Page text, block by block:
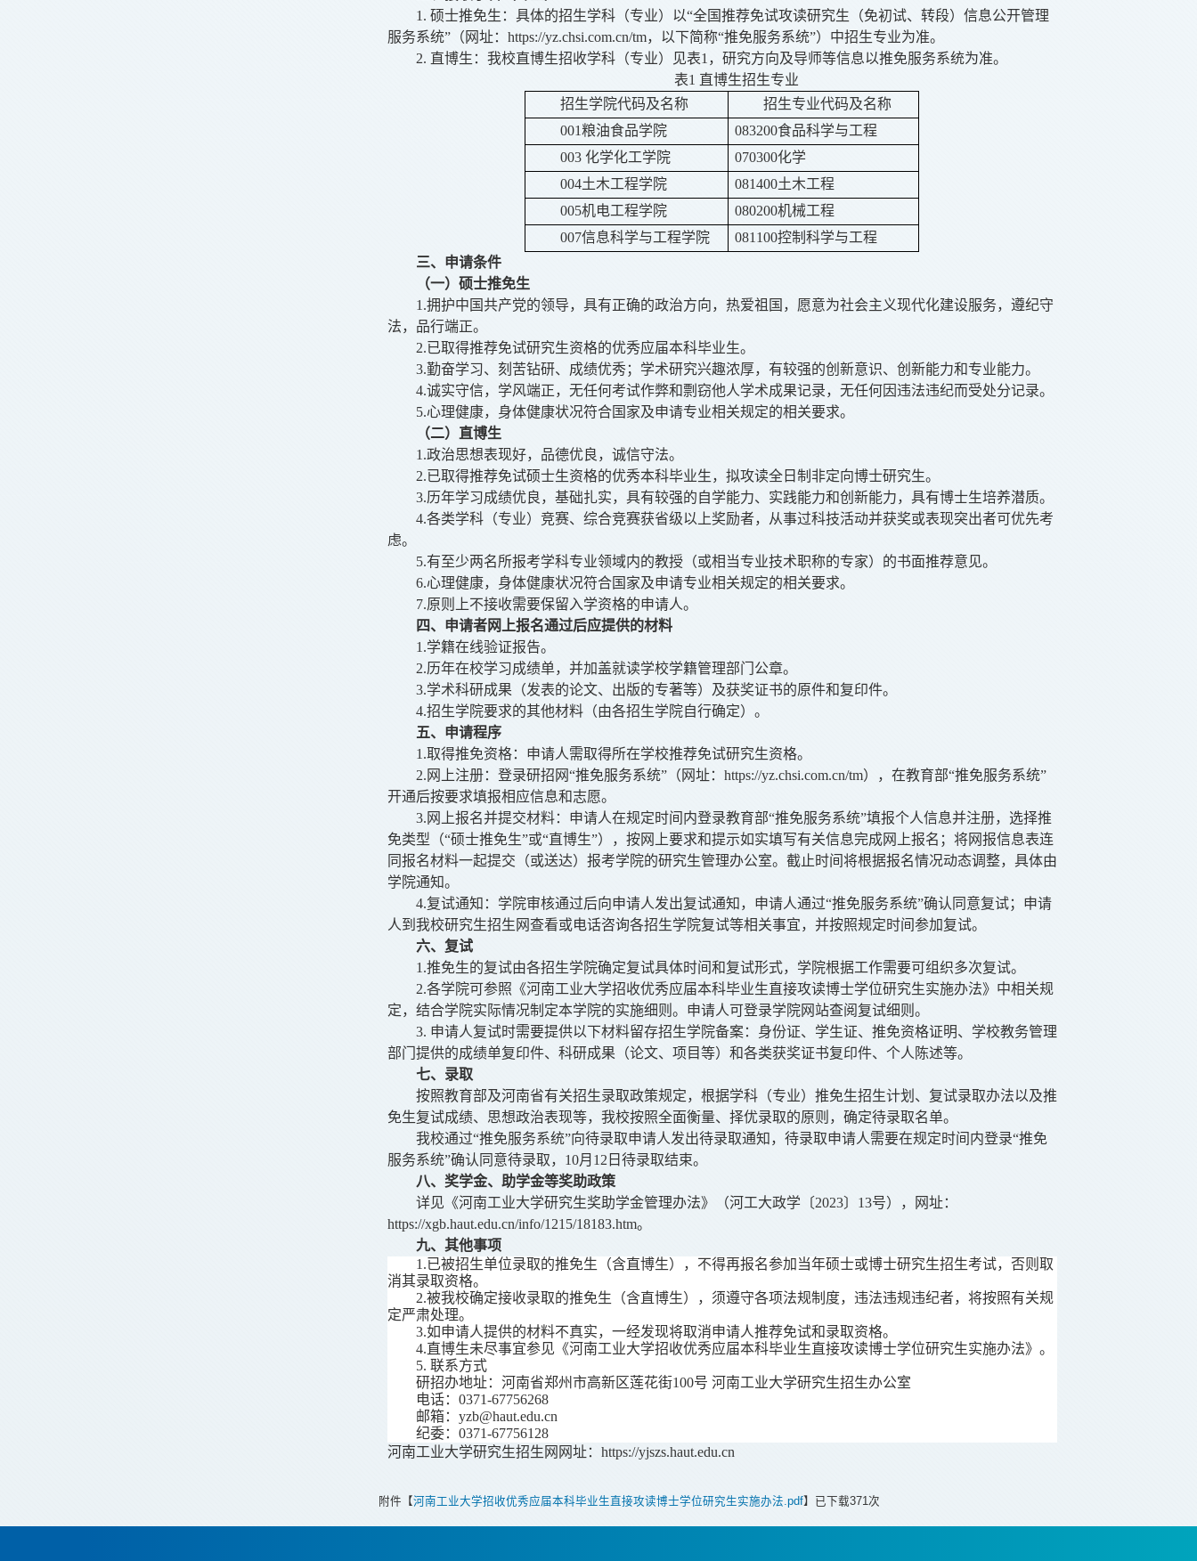
1. 硕士推免生：具体的招生学科（专业）以“全国推荐免试攻读研究生（免初试、转段）信息公开管理
服务系统”（网址： https://yz.chsi.com.cn/tm，以下简称“推免服务系统”）中招生专业为准。
2. 直博生：我校直博生招收学科（专业）见表1，研究方向及导师等信息以推免服务系统为准。
表1 直博生招生专业
招生学院代码及名称
招生专业代码及名称
001粮油食品学院
083200食品科学与工程
003 化学化工学院
070300化学
004土木工程学院
081400土木工程
005机电工程学院
080200机械工程
007信息科学与工程学院
081100控制科学与工程
三、 申请条件
（一）硕士推免生
1.拥护中国共产党的领导，具有正确的政治方向，热爱祖国，愿意为社会主义现代化建设服务，遵纪守
法，品行端正。
2.已取得推荐免试研究生资格的优秀应届本科毕业生。
3.勤奋学习、刻苦钻研、成绩优秀；学术研究兴趣浓厚，有较强的创新意识、创新能力和专业能力。
4.诚实守信，学风端正，无任何考试作弊和剽窃他人学术成果记录，无任何因违法违纪而受处分记录。
5.心理健康，身体健康状况符合国家及申请专业相关规定的相关要求。
（二） 直博生
1.政治思想表现好，品德优良，诚信守法。
2.已取得推荐免试硕士生资格的优秀本科毕业生，拟攻读全日制非定向博士研究生。
3.历年学习成绩优良，基础扎实，具有较强的自学能力、实践能力和创新能力，具有博士生培养潜质。
4.各类学科（专业）竞赛、综合竞赛获省级以上奖励者，从事过科技活动并获奖或表现突出者可优先考
虑。
5.有至少两名所报考学科专业领域内的教授（或相当专业技术职称的专家）的书面推荐意见。
6.心理健康，身体健康状况符合国家及申请专业相关规定的相关要求。
7.原则上不接收需要保留入学资格的申请人。
四、申请者网上报名通过后应提供的材料
1.学籍在线验证报告。
2.历年在校学习成绩单，并加盖就读学校学籍管理部门公章。
3.学术科研成果（发表的论文、出版的专著等）及获奖证书的原件和复印件。
4.招生学院要求的其他材料（由各招生学院自行确定）。
五、申请程序
1.取得推免资格：申请人需取得所在学校推荐免试研究生资格。
2. 网上注册：登录研招网“推免服务系统”（网址：https://yz.chsi.com.cn/tm），在教育部“推免服务系统”
开通后按要求填报相应信息和志愿。
3. 网上报名并提交材料：申请人在规定时间内登录教育部“推免服务系统”填报个人信息并注册，选择推
免类型（“硕士推免生”或“直博生”），按网上要求和提示如实填写有关信息完成网上报名 ；将网报信息表连
同报名材料一起提交（或送达）报考学院的研究生管理办公室。截止时间将根据报名情况动态调整，具体由
学院通知。
4.复试通知：学院审核通过后向申请人发出复试通知，申请人通过“推免服务系统”确认同意复试；申请
人到我校研究生招生网查看或电话咨询各招生学院复试等相关事宜，并按照规定时间参加复试。
六、复试
1.推免生的复试由各招生学院确定复试具体时间和复试形式，学院根据工作需要可组织多次复试。
2.各学院可参照《河南工业大学招收优秀应届本科毕业生直接攻读博士学位研究生实施办法》中相关规
定，结合学院实际情况制定本学院的实施细则。申请人可登录学院网站查阅复试细则。
3. 申请人复试时需要提供以下材料留存招生学院备案：身份证、学生证、推免资格证明、学校教务管理
部门提供的成绩单复印件、科研成果（论文、项目等）和各类获奖证书复印件、个人陈述等。
七、录取
按照教育部及河南省有关招生录取政策规定，根据学科（专业）推免生招生计划、复试录取办法以及推
免生复试成绩、思想政治表现等，我校按照全面衡量、择优录取的原则，确定待录取名单。
我校通过“推免服务系统”向待录取申请人发出待录取通知，待录取申请人需要在规定时间内登录“推免
服务系统”确认同意待录取，10月12日待录取结束。
八、奖学金、助学金等奖助政策
详见《河南工业大学研究生奖助学金管理办法》（河工大政学〔2023〕13号），网址：
https://xgb.haut.edu.cn/info/1215/18183.htm。
九、其他事项
1.已被招生单位录取的推免生（含直博生），不得再报名参加当年硕士或博士研究生招生考试，否则取
消其录取资格。
2.被我校确定接收录取的推免生（含直博生），须遵守各项法规制度，违法违规违纪者，将按照有关规
定严肃处理。
3.如申请人提供的材料不真实，一经发现将取消申请人推荐免试和录取资格。
4.直博生未尽事宜参见《河南工业大学招收优秀应届本科毕业生直接攻读博士学位研究生实施办法》。
5. 联系方式
研招办地址：河南省郑州市高新区莲花街100号 河南工业大学研究生招生办公室
电话：0371-67756268
邮箱：yzb@haut.edu.cn
纪委：0371-67756128
河南工业大学研究生招生网网址：https://yjszs.haut.edu.cn
附件【河南工业大学招收优秀应届本科毕业生直接攻读博士学位研究生实施办法.pdf】已下载371 次